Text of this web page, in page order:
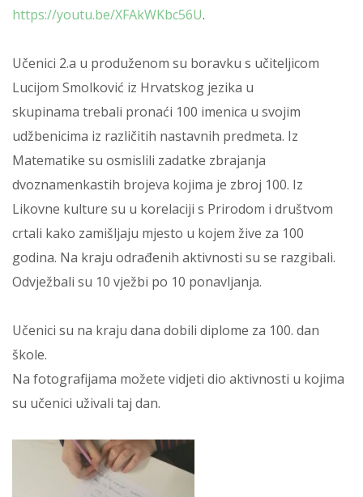
https://youtu.be/XFAkWKbc56U.
Učenici 2.a u produženom su boravku s učiteljicom
Lucijom Smolković iz Hrvatskog jezika u
skupinama trebali pronaći 100 imenica u svojim
udžbenicima iz različitih nastavnih predmeta. Iz
Matematike su osmislili zadatke zbrajanja
dvoznamenkastih brojeva kojima je zbroj 100. Iz
Likovne kulture su u korelaciji s Prirodom i društvom
crtali kako zamišljaju mjesto u kojem žive za 100
godina. Na kraju odrađenih aktivnosti su se razgibali.
Odvježbali su 10 vježbi po 10 ponavljanja.
Učenici su na kraju dana dobili diplome za 100. dan
škole.
Na fotografijama možete vidjeti dio aktivnosti u kojima
su učenici uživali taj dan.